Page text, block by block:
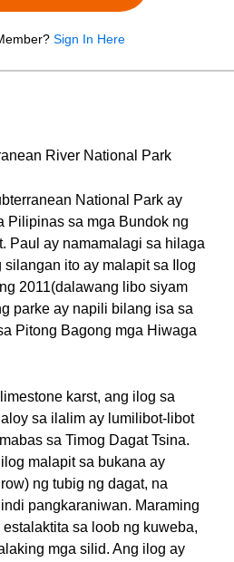
Sign In Here
River National Park
National Park ay
Pilipinas sa mga Bundok ng
Paul ay namamalagi sa hilaga
silangan ito ay malapit sa Ilog
2011(dalawang libo siyam
parke ay napili bilang isa sa
Pitong Bagong mga Hiwaga
karst, ang ilog sa
sa ilalim ay lumilibot-libot
sa Timog Dagat Tsina.
malapit sa bukana ay
ng tubig ng dagat, na
pangkaraniwan. Maraming
sa loob ng kuweba,
mga silid. Ang ilog ay